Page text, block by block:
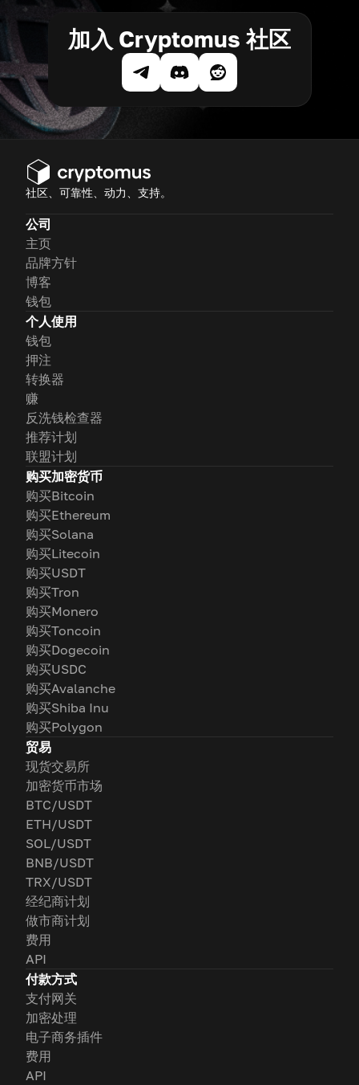
加入 Cryptomus 社区
社区、可靠性、动力、支持。
公司
主页
品牌方针
博客
钱包
个人使用
钱包
押注
转换器
赚
反洗钱检查器
推荐计划
联盟计划
购买加密货币
购买Bitcoin
购买Ethereum
购买Solana
购买Litecoin
购买USDT
购买Tron
购买Monero
购买Toncoin
购买Dogecoin
购买USDC
购买Avalanche
购买Shiba Inu
购买Polygon
贸易
现货交易所
加密货币市场
BTC/USDT
ETH/USDT
SOL/USDT
BNB/USDT
TRX/USDT
经纪商计划
做市商计划
费用
API
付款方式
支付网关
加密处理
电子商务插件
费用
API